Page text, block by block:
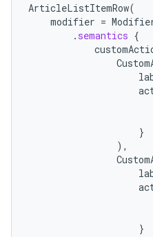
ArticleListItemRow(
modifier =
. semantics {
}
),
}